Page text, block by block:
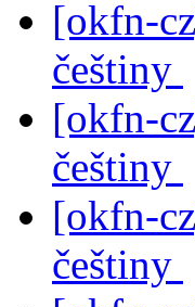
[okfn-
češtiny
[okfn-
češtiny
[okfn-
češtiny